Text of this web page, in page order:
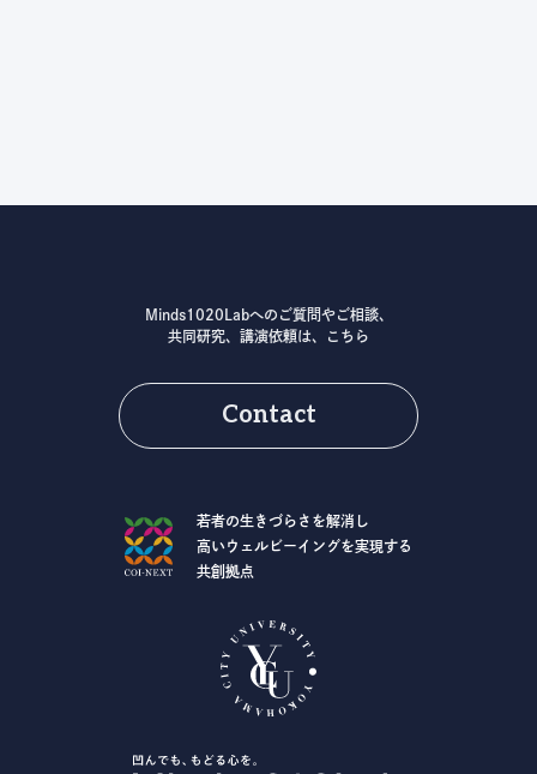
Minds1020Labへのご質問やご相談、
共同研究、講演依頼は、こちら
Contact
若者の生きづらさを解消し
高いウェルビーイングを実現する
共創拠点